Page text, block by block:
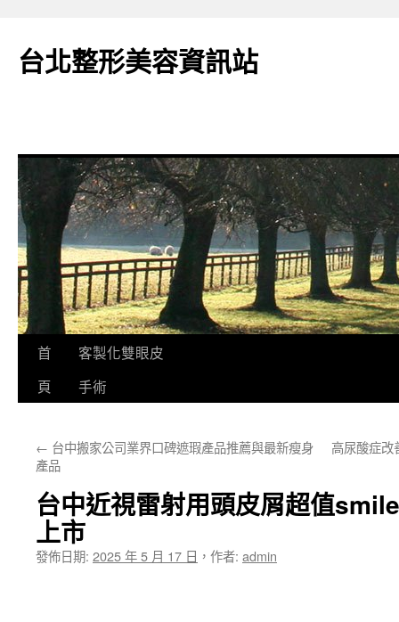
台北整形美容資訊站
跳
要
首
頁
客製化雙眼皮
手術
← 台中搬家公司業界口碑遮瑕產品推薦與最新瘦身
產品
高尿酸症改
台中近視雷射用頭皮屑超值
上市
發佈日期: 2025 年 5 月 17 日 ， 作者: admin